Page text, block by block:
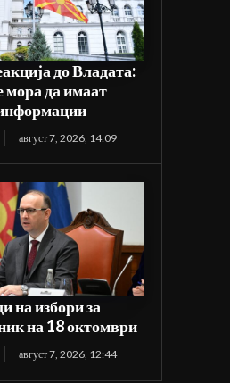
до Владата:
да имаат
август 7, 2026, 14:09
на избори за
на 18 октомври
август 7, 2026, 12:44